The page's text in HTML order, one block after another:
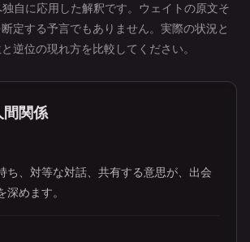
自に応用した解釈です。ウェイトの原文そ
定する予言でもありません。実際の状況と
逆位の現れ方を比較してください。
間関係
ち、対等な対話、共有する意思が、出会
深めます。